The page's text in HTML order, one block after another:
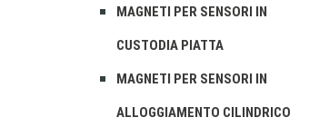
MAGNETI PER SENSORI IN
CUSTODIA PIATTA
MAGNETI PER SENSORI IN
ALLOGGIAMENTO CILINDRICO